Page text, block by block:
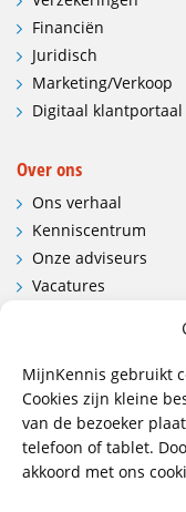
MijnKennis gebruikt
Cookies zijn kleine
van de bezoeker
telefoon of tablet.
akkoord met ons
Financiën
Juridisch
Marketing/Verkoop
Digitaal klantportaal
Over ons
Ons verhaal
Kenniscentrum
Onze adviseurs
Vacatures
Contact
Wij hebben
Doetinchem, Lent
085 - 485 4111